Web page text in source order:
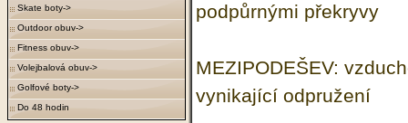
Skate boty->
Outdoor obuv->
Fitness obuv->
Volejbalová obuv->
Golfové boty->
Do 48 hodin
podpůrnými překryvy
MEZIPODEŠEV:
vynikající odpružení